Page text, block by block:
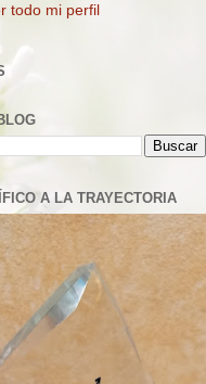
todo mi perfil
A LA TRAYECTORIA